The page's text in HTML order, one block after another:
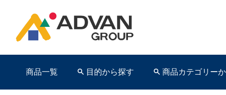
商品一覧 目的から探す 商品カテゴリー